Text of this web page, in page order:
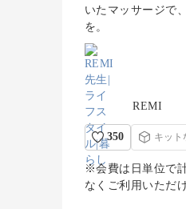
いたマッサージで
を。
REMI
350 キット
※会費は日単位で
なくご利用いただ